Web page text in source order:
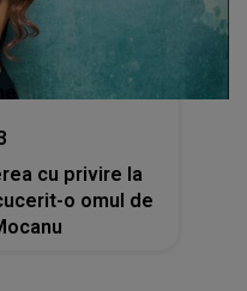
cu privire la
o omul de